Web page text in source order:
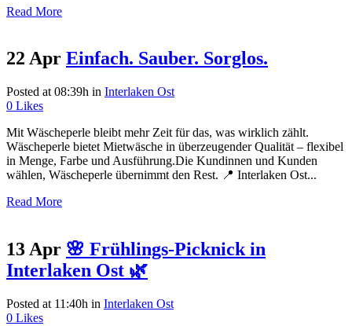
Read More
22 Apr Einfach. Sauber. Sorglos.
Posted at 08:39h in Interlaken Ost
0 Likes
Mit Wäscheperle bleibt mehr Zeit für das, was wirklich zählt.
Wäscheperle bietet Mietwäsche in überzeugender Qualität – flexibel
in Menge, Farbe und Ausführung.Die Kundinnen und Kunden
wählen, Wäscheperle übernimmt den Rest. 📍 Interlaken Ost...
Read More
13 Apr 🌸 Frühlings-Picknick in
Interlaken Ost 🌿
Posted at 11:40h in Interlaken Ost
0 Likes